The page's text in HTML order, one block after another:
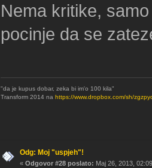
Nema kritike,
pocinje da se
"da je kupus dobar, zeka bi im'o 100 kila"
Transform 2014 na https://www.dropbox.com/sh/
Odg: Moj "uspjeh"!
« Odgovor #28 poslato: Maj 26, 2013,